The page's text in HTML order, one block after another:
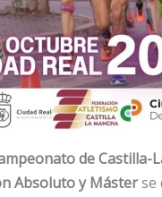
de Castilla-
Absoluto y Másterse